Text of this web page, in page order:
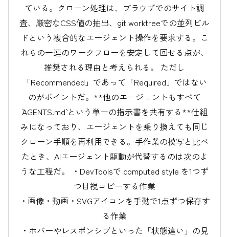
ている。クローン処理は、ブラウザでのサイト調
査、厳密なCSS値の抽出、git worktreeでの並列ビル
ドという複合的なエージェント操作を要求する。こ
れらの一連のワークフローを安定して回せる点が、
推奨される理由と考えられる。 ただし
「Recommended」であって「Required」ではない
のがポイントだ。**他のエージェントもすべて
`AGENTS.md` という単一の指示書を共有する**仕組
みになっており、エージェントを乗り換えても同じ
クローン手順を再利用できる。手作業の模写と比べ
たとき、AIエージェント駆動が代替するのは次のよ
うな工程だ。 ・DevToolsで computed style を1つず
つ目視コピーする作業
・画像・動画・SVGアイコンを手動で1点ずつ保存す
る作業
・ホバーやレスポンシブといった「状態違い」の見